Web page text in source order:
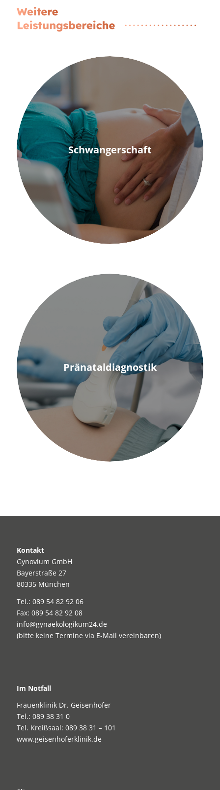
Schwangerschaft
Pränataldiagnostik
Kontakt
Gynovium GmbH
Bayerstraße 27
80335 München
Tel.: 089 54 82 92 06
Fax: 089 54 82 92 08
info@gynaekologikum24.de
(bitte keine Termine via E-Mail vereinbaren)
Im Notfall
Frauenklinik Dr. Geisenhofer
Tel.: 089 38 31 0
Tel. Kreißsaal: 089 38 31 – 101
www.geisenhoferklinik.de